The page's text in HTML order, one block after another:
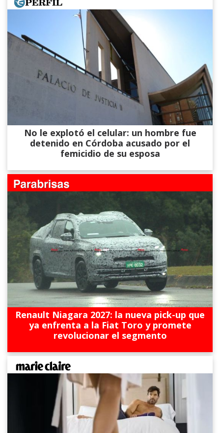
No le explotó el celular: un hombre fue
detenido en Córdoba acusado por el
femicidio de su esposa
Renault Niagara 2027: la nueva pick-up que
ya enfrenta a la Fiat Toro y promete
revolucionar el segmento